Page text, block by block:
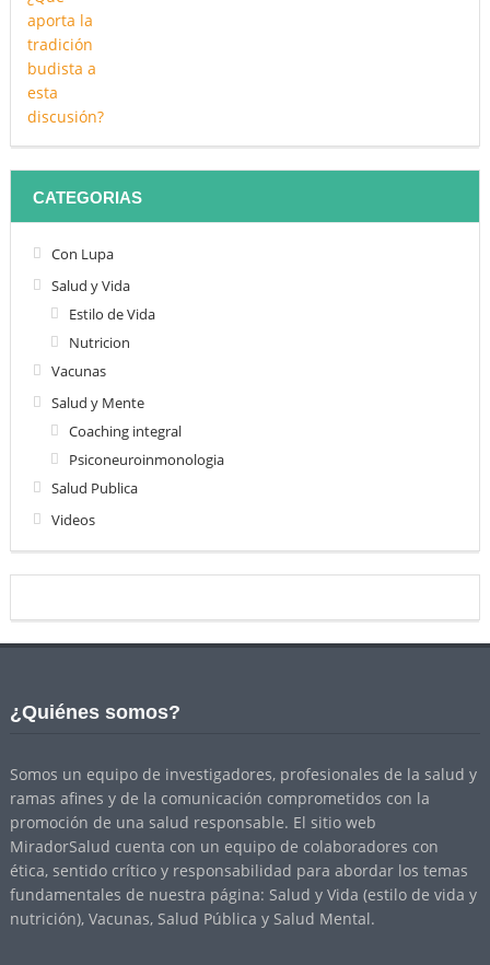
CATEGORIAS
Con Lupa
Salud y Vida
Estilo de Vida
Nutricion
Vacunas
Salud y Mente
Coaching integral
Psiconeuroinmonologia
Salud Publica
Videos
¿Quiénes somos?
Somos un equipo de investigadores, profesionales de la salud y
ramas afines y de la comunicación comprometidos con la
promoción de una salud responsable. El sitio web
MiradorSalud cuenta con un equipo de colaboradores con
ética, sentido crítico y responsabilidad para abordar los temas
fundamentales de nuestra página: Salud y Vida (estilo de vida y
nutrición), Vacunas, Salud Pública y Salud Mental.